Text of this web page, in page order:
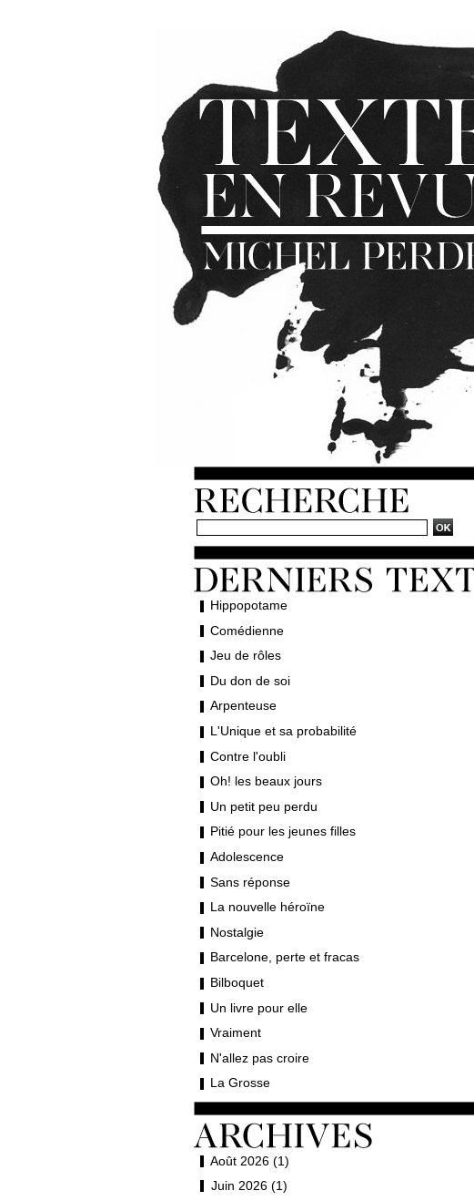
Hippopotame
Comédienne
Jeu de rôles
Du don de soi
Arpenteuse
L'Unique et sa probabilité
Contre l'oubli
Oh! les beaux jours
Un petit peu perdu
Pitié pour les jeunes filles
Adolescence
Sans réponse
La nouvelle héroïne
Nostalgie
Barcelone, perte et fracas
Bilboquet
Un livre pour elle
Vraiment
N'allez pas croire
La Grosse
Août 2026 (1)
Juin 2026 (1)